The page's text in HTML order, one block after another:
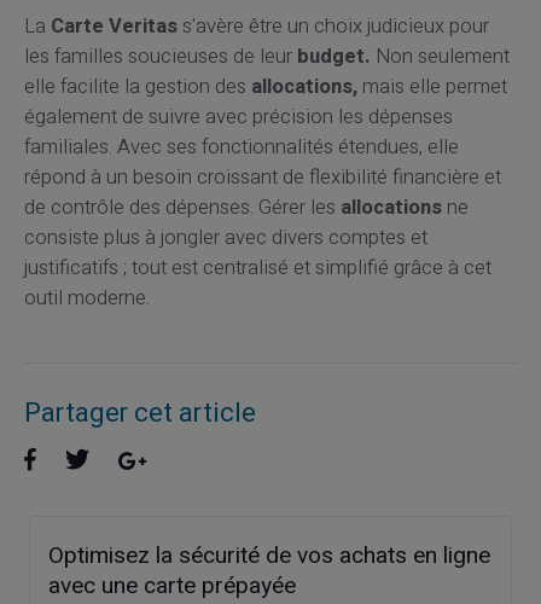
La Carte Veritass'avère être un choix judicieux pour
les familles soucieuses de leur budget. Non seulement
elle facilite la gestion des allocations,mais elle permet
également de suivre avec précision les dépenses
familiales. Avec ses fonctionnalités étendues, elle
répond à un besoin croissant de flexibilité financière et
de contrôle des dépenses. Gérer les allocationsne
consiste plus à jongler avec divers comptes et
justificatifs ; tout est centralisé et simplifié grâce à cet
outil moderne.
Partager cet article
Optimisez la sécurité de vos achats en ligne
avec une carte prépayée